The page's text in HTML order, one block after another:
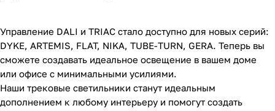
Управление DALI и TRIAC стало доступно для новых серий:
DYKE, ARTEMIS, FLAT, NIKA, TUBE-TURN, GERA. Теперь вы
сможете создавать идеальное освещение в вашем доме
или офисе с минимальными усилиями.
Наши трековые светильники станут идеальным
дополнением к любому интерьеру и помогут создать